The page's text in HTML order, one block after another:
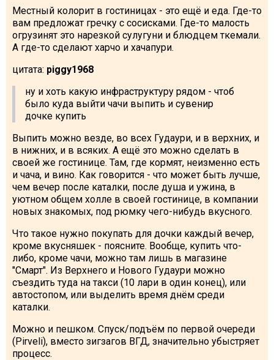
Местный колорит в гостиницах - это ещё и еда. Где-то
вам предложат гречку с сосисками. Где-то малость
огрузинят это нарезкой сулугуни и блюдцем ткемали.
А где-то сделают харчо и хачапури.
цитата: piggy1968
ну и хоть какую инфраструктуру рядом - чтоб
было куда выйти чачи выпить и сувенир
дочке купить
Выпить можно везде, во всех Гудаури, и в верхних, и
в нижних, и в всяких. А ещё это можно сделать в
своей же гостинице. Там, где кормят, неизменно есть
и чача, и вино. Как говорится - что может быть лучше,
чем вечер после каталки, после душа и ужина, в
уютном общем холле в своей гостинице, в компании
новых знакомых, под рюмку чего-нибудь вкусного.
Что такое нужно покупать для дочки каждый вечер,
кроме вкусняшек - поясните. Вообще, купить что-
либо, кроме чачи, можно там лишь в магазине
"Смарт". Из Верхнего и Нового Гудаури можно
съездить туда на такси (10 лари в один конец), или
автостопом, или выделить время днём среди
каталки.
Можно и пешком. Спуск/подъём по первой очереди
(Pirveli), вместо зигзагов ВГД, значительно убыстряет
процесс.